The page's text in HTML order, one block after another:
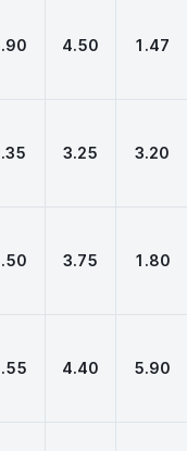
4.50 1.47
3.25 3.20
3.75 1.80
4.40 5.90